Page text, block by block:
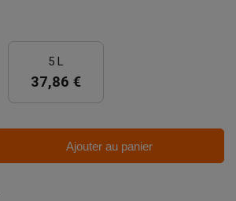
5 L
37,86 €
Ajouter au panier